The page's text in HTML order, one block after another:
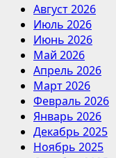
Август 2026
Июль 2026
Июнь 2026
Май 2026
Апрель 2026
Март 2026
Февраль 2026
Январь 2026
Декабрь 2025
Ноябрь 2025